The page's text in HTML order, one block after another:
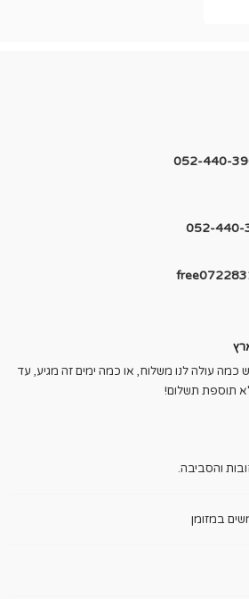
052-440-
052-440-
עולה לנו משלוח, או כמה ימים זה מגיע, עד
והסביבה.
במזומן